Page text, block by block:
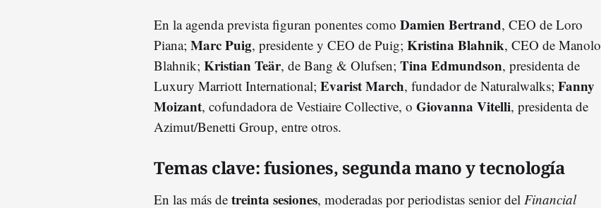
En la agenda prevista figuran ponentes como Damien Bertrand, CEO de Loro
Piana; Marc Puig, presidente y CEO de Puig; Kristina Blahnik, CEO de Manolo
Blahnik; Kristian Teär, de Bang & Olufsen; Tina Edmundson, presidenta de
Luxury Marriott International; Evarist March, fundador de Naturalwalks; Fanny
Moizant, cofundadora de Vestiaire Collective, o Giovanna Vitelli, presidenta de
Azimut/Benetti Group, entre otros.
Temas clave: fusiones, segunda mano y tecnología
En las más de treinta sesiones, moderadas por periodistas senior del Financial